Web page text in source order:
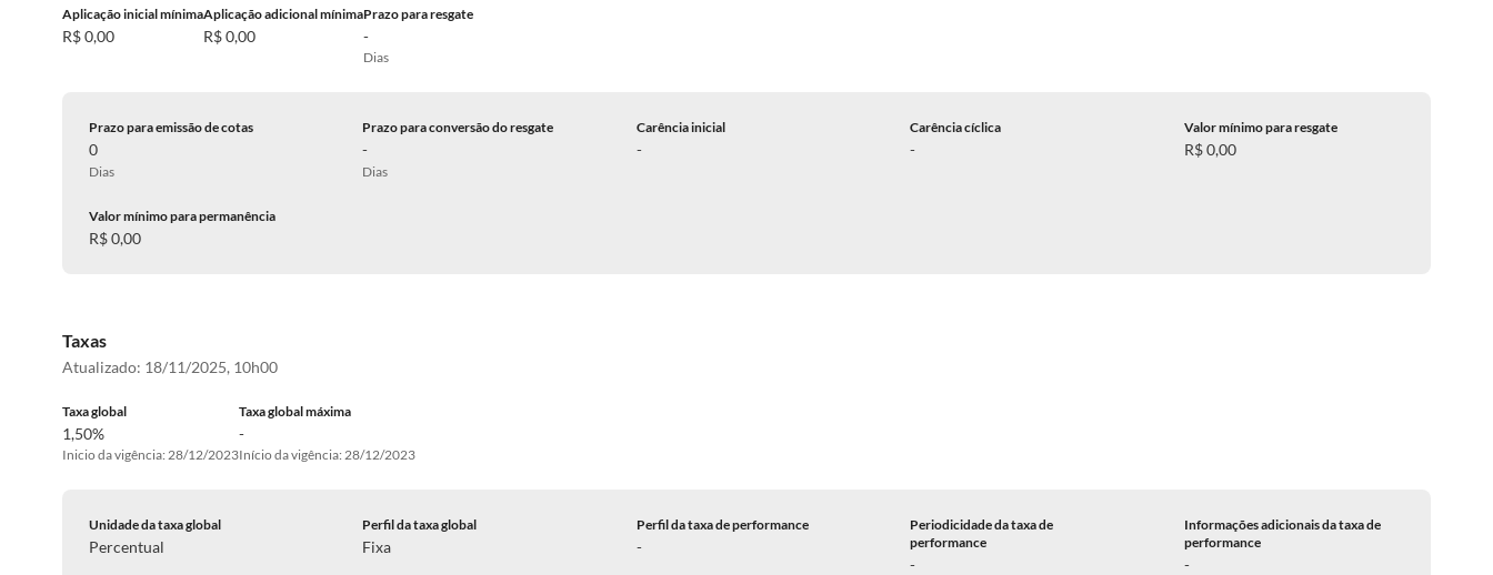
Aplicação inicial mínima
R$ 0,00
Aplicação adicional mínima
R$ 0,00
Prazo para resgate
-
Dias
Prazo para emissão de cotas
0
Dias
Prazo para conversão do resgate
-
Dias
Carência inicial
-
Carência cíclica
-
Valor mínimo para resgate
R$ 0,00
Valor mínimo para permanência
R$ 0,00
Taxas
Atualizado: 18/11/2025, 10h00
Taxa global
1,50%
Inicio da vigência: 28/12/2023
Taxa global máxima
-
Início da vigência: 28/12/2023
Unidade da taxa global
Percentual
Perfil da taxa global
Fixa
Perfil da taxa de performance
-
Periodicidade da taxa de
performance
-
Informações adicionais da taxa de
performance
-